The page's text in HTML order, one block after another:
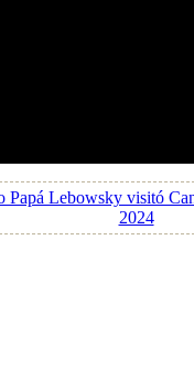
Papá Lebowsky visitó
2024